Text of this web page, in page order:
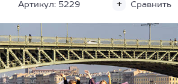
Артикул: 5229 Сравнить